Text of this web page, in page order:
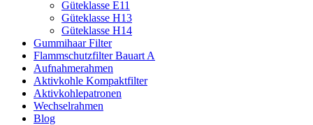
Güteklasse E11
Güteklasse H13
Güteklasse H14
Gummihaar Filter
Flammschutzfilter Bauart A
Aufnahmerahmen
Aktivkohle Kompaktfilter
Aktivkohlepatronen
Wechselrahmen
Blog